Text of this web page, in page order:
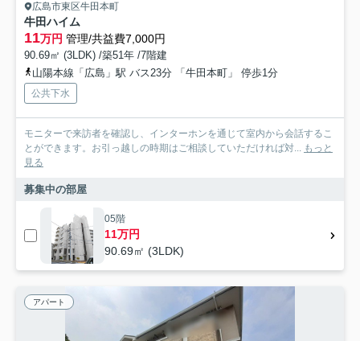
広島市東区牛田本町
牛田ハイム
11万円 管理/共益費7,000円
90.69㎡ (3LDK) /築51年 /7階建
山陽本線「広島」駅 バス23分 「牛田本町」 停歩1分
公共下水
モニターで来訪者を確認し、インターホンを通じて室内から会話するこ
とができます。お引っ越しの時期はご相談していただければ対... もっと
見る
募集中の部屋
05階
11万円
90.69㎡ (3LDK)
アパート